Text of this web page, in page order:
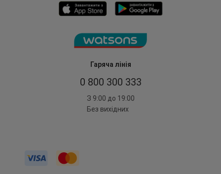
Гаряча лінія
0 800 300 333
З 9:00 до 19:00
Без вихідних